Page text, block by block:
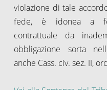
violazione di tale
fede, è idonea a
contrattuale da
obbligazione sorta
anche Cass. civ. sez. II,